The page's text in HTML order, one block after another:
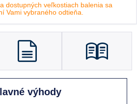
dostupných veľkostiach balenia sa
Vami vybraného odtieňa.
výhody